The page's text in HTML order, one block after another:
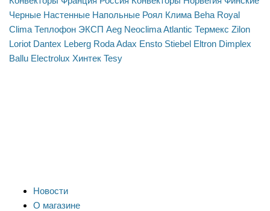
Черные Настенные Напольные Роял Клима Beha Royal
Clima Теплофон ЭКСП Aeg NeoclimaAtlantic Термекс Zilon
Loriot Dantex Leberg RodaAdax Ensto Stiebel Eltron Dimplex
Ballu Electrolux Хинтек Tesy
Новости
О магазине